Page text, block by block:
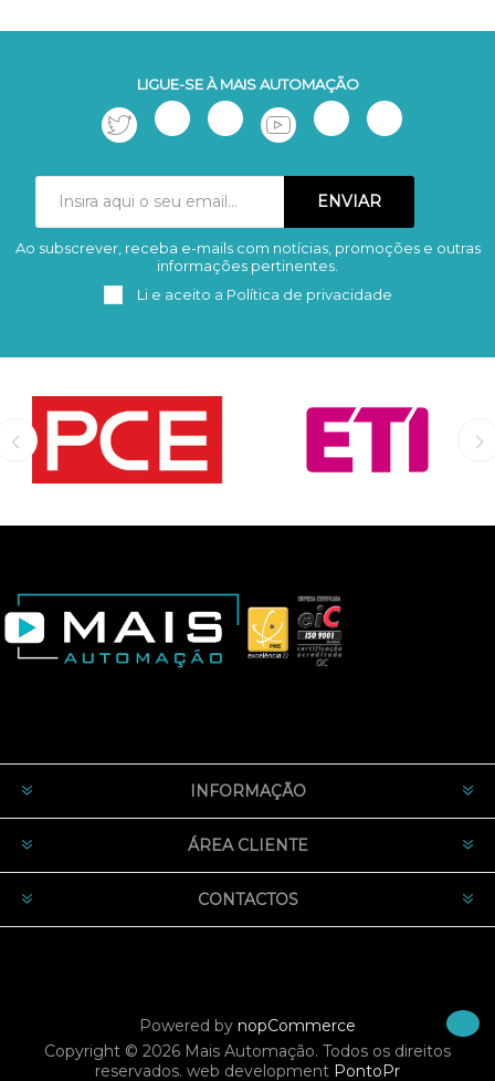
LIGUE-SE À MAIS AUTOMAÇÃO
Subscrever Remover
Ao subscrever, receba e-mails com notícias, promoções e outras
informações pertinentes.
Li e aceito a Política de privacidade
INFORMAÇÃO
ÁREA CLIENTE
CONTACTOS
Powered by nopCommerce
Copyright © 2026 Mais Automação. Todos os direitos
reservados. web development PontoPr